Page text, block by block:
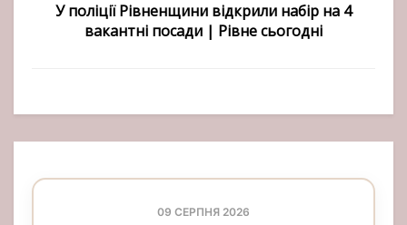
У поліції Рівненщини відкрили набір на 4
вакантні посади | Рівне сьогодні
09 СЕРПНЯ 2026